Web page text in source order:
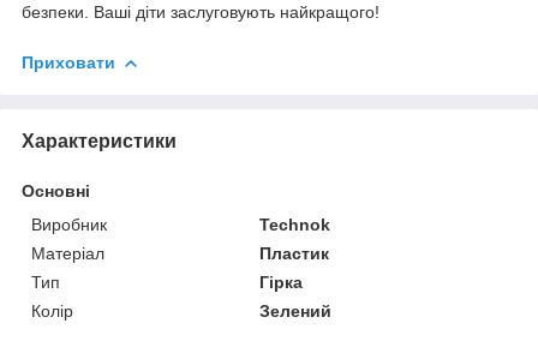
безпеки. Ваші діти заслуговують найкращого!
Приховати
Характеристики
Основні
Виробник
Technok
Матеріал
Пластик
Тип
Гірка
Колір
Зелений